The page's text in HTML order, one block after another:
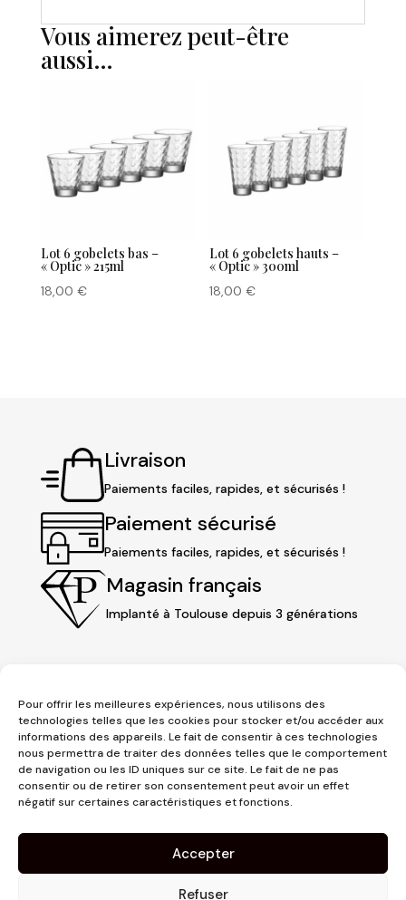
Pour offrir les meilleures expériences, nous utilisons des
technologies telles que les cookies pour stocker et/ou accéder aux
informations des appareils. Le fait de consentir à ces technologies
nous permettra de traiter des données telles que le comportement
de navigation ou les ID uniques sur ce site. Le fait de ne pas
consentir ou de retirer son consentement peut avoir un effet
négatif sur certaines caractéristiques et fonctions.
Accepter
Refuser
Vous aimerez peut-être
aussi…
Lot 6 gobelets bas –
« Optic » 215ml
18,00 €
Lot 6 gobelets hauts –
« Optic » 300ml
18,00€
Livraison
Paiements faciles, rapides, et sécurisés !
Paiement sécurisé
Paiements faciles, rapides, et sécurisés !
Magasin français
Implanté à Toulouse depuis 3 générations
3 place Jeanne d'Arc
31000 Toulouse
contact@pujolmaison.com
05 62 73 70 73